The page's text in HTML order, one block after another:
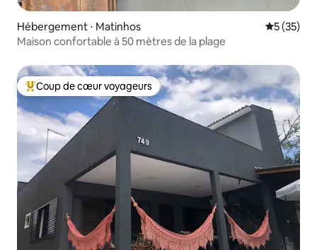
Hébergement ⋅ Matinhos
5 (35)
Maison confortable à 50 mètres de la plage
Coups de cœur voyageurs les plus appréciés
Coup de cœur voyageurs